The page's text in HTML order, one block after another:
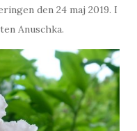
den 24 maj 2019. I
Anuschka.